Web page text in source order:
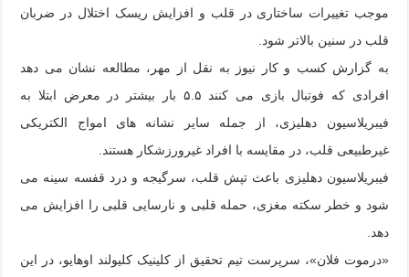
موجب تغییرات ساختاری در قلب و افزایش ریسک اختلال در ضربان
قلب در سنین بالاتر شود.
به گزارش کسب و کار نیوز به نقل از مهر، مطالعه نشان می دهد
افرادی که فوتبال بازی می کنند ۵.۵ بار بیشتر در معرض ابتلا به
فیبریلاسیون دهلیزی، از جمله سایر نشانه های امواج الکتریکی
غیرطبیعی قلب، در مقایسه با افراد غیرورزشکار هستند.
فیبریلاسیون دهلیزی باعث تپش قلب، سرگیجه و درد قفسه سینه می
شود و خطر سکته مغزی، حمله قلبی و نارسایی قلبی را افزایش می
دهد.
«درموت فلان»، سرپرست تیم تحقیق از کلینیک کلیولند اوهایو، در این